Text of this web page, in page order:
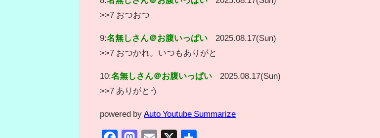
>>7 おつおつ
9:名無しさん＠お腹いっぱい
2025.08.17(Sun)
>>7 おつかれ。いつもありがと
10:名無しさん＠お腹いっぱい
2025.08.17(Sun)
>>7 ありがとう
powered by Auto Youtube Summarize